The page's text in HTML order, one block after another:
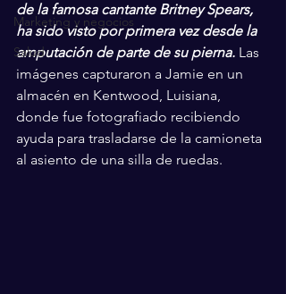
Marketing y negocios
Salud
de la famosa cantante Britney Spears,
ha sido visto por primera vez desde la
amputación de parte de su pierna. Las
imágenes capturaron a Jamie en un
almacén en Kentwood, Luisiana,
donde fue fotografiado recibiendo
ayuda para trasladarse de la camioneta
al asiento de una silla de ruedas.